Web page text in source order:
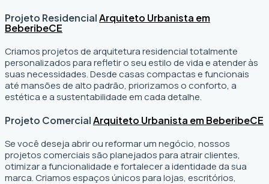
Projeto ResidencialArquiteto Urbanista em
BeberibeCE
Criamos projetos de arquitetura residencial totalmente
personalizados para refletir o seu estilo de vida e atender às
suas necessidades. Desde casas compactas e funcionais
até mansões de alto padrão, priorizamos o conforto, a
estética e a sustentabilidade em cada detalhe.
Projeto ComercialArquiteto Urbanista em BeberibeCE
Se você deseja abrir ou reformar um negócio, nossos
projetos comerciais são planejados para atrair clientes,
otimizar a funcionalidade e fortalecer a identidade da sua
marca. Criamos espaços únicos para lojas, escritórios,